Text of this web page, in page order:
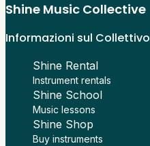
Shine Music Collective
Informazioni sul Collettivo
Shine Rental
Instrument rentals
Shine School
Music lessons
Shine Shop
Buy instruments